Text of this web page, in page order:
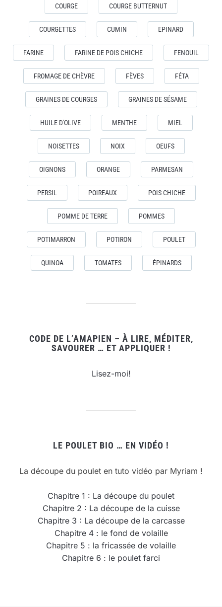
COURGE COURGE BUTTERNUT
COURGETTES CUMIN EPINARD
FARINE FARINE DE POIS CHICHE FENOUIL
FROMAGE DE CHÈVRE FÈVES FÉTA
GRAINES DE COURGES GRAINES DE SÉSAME
HUILE D'OLIVE MENTHE MIEL
NOISETTES NOIX OEUFS
OIGNONS ORANGE PARMESAN
PERSIL POIREAUX POIS CHICHE
POMME DE TERRE POMMES
POTIMARRON POTIRON POULET
QUINOA TOMATES ÉPINARDS
CODE DE L’AMAPIEN – À LIRE, MÉDITER,
SAVOURER … ET APPLIQUER !
Lisez-moi!
LE POULET BIO … EN VIDÉO !
La découpe du poulet en tuto vidéo par Myriam !
Chapitre 1 : La découpe du poulet
Chapitre 2 : La découpe de la cuisse
Chapitre 3 : La découpe de la carcasse
Chapitre 4 : le fond de volaille
Chapitre 5 : la fricassée de volaille
Chapitre 6 : le poulet farci